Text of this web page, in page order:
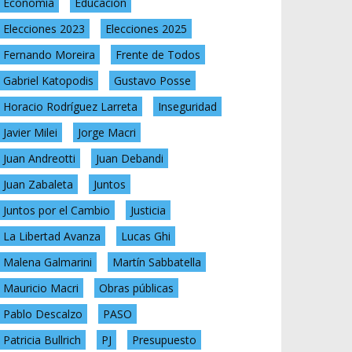
Elecciones 2023
Elecciones 2025
Fernando Moreira
Frente de Todos
Gabriel Katopodis
Gustavo Posse
Horacio Rodríguez Larreta
Inseguridad
Javier Milei
Jorge Macri
Juan Andreotti
Juan Debandi
Juan Zabaleta
Juntos
Juntos por el Cambio
Justicia
La Libertad Avanza
Lucas Ghi
Malena Galmarini
Martín Sabbatella
Mauricio Macri
Obras públicas
Pablo Descalzo
PASO
Patricia Bullrich
PJ
Presupuesto